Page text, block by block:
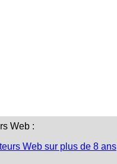
Web :
Web sur plus de 8 ans